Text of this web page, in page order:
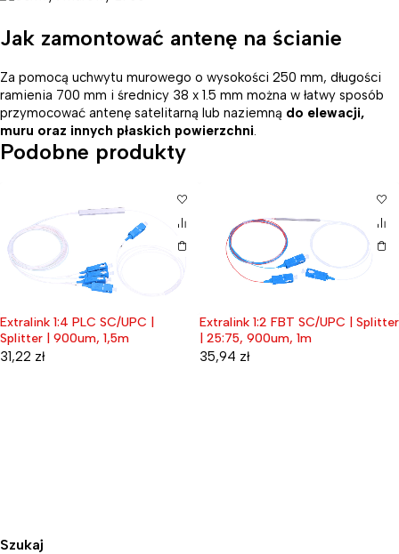
Jak zamontować antenę na ścianie
Za pomocą uchwytu murowego o wysokości 250 mm, długości
ramienia 700 mm i średnicy 38 x 1.5 mm można w łatwy sposób
przymocować antenę satelitarną lub naziemną do elewacji,
muru oraz innych płaskich powierzchni.
Podobne produkty
Extralink 1:4 PLC SC/UPC |
Splitter | 900um, 1,5m
31,22 zł
Extralink 1:2 FBT SC/UPC | Splitter
| 25:75, 900um, 1m
35,94 zł
Szukaj